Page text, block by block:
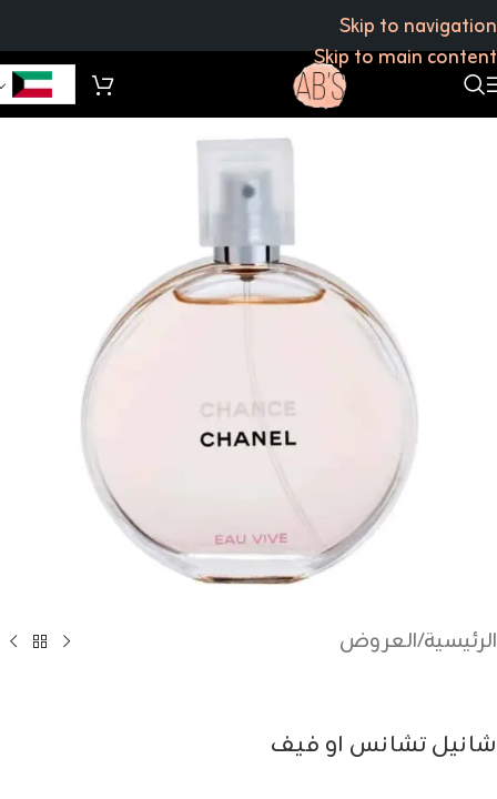
Skip to navigation
Skip to main content
الرئيسية/العروض
شانيل تشانس او فيف